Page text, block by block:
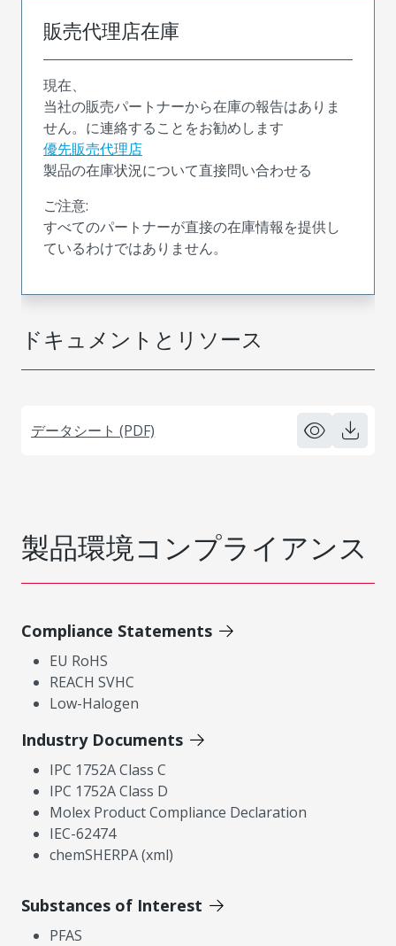
ドキュメントとリソース
データシート (PDF)
販売代理店在庫
現在、
当社の販売パートナーから在庫の報告はありま
せん。に連絡することをお勧めします
優先販売代理店
製品の在庫状況について直接問い合わせる
ご注意:
すべてのパートナーが直接の在庫情報を提供し
ているわけではありません。
製品環境コンプライアンス
Compliance Statements
EU RoHS
REACH SVHC
Low-Halogen
Industry Documents
IPC 1752A Class C
IPC 1752A Class D
Molex Product Compliance Declaration
IEC-62474
chemSHERPA (xml)
Substances of Interest
PFAS